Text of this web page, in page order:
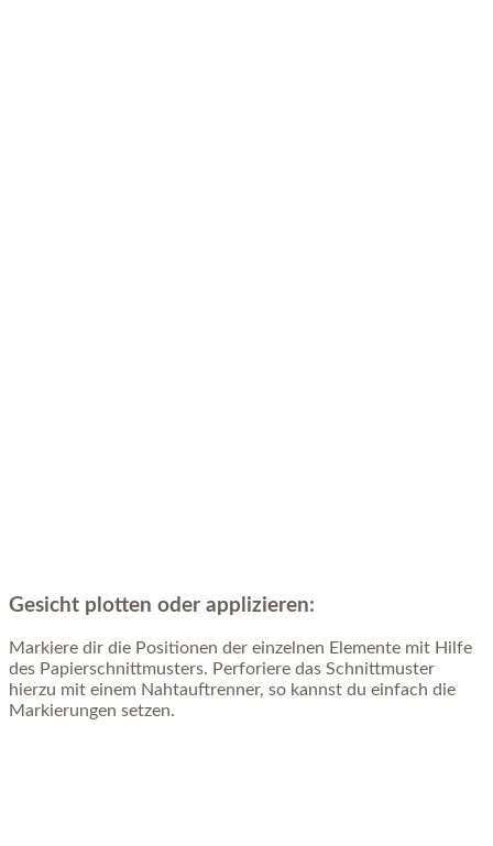
Gesicht plotten oder applizieren:
Markiere dir die Positionen der einzelnen Elemente mit Hilfe
des Papierschnittmusters. Perforiere das Schnittmuster
hierzu mit einem Nahtauftrenner, so kannst du einfach die
Markierungen setzen.